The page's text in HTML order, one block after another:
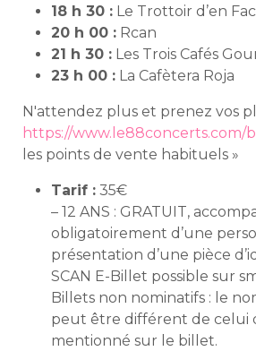
18 h 30 : Le Trottoir d’en
20 h 00 : Rcan
21 h 30 : Les Trois Cafés
23 h 00 : La Cafètera Roja
N'attendez plus et prenez vos
https://www.le88concerts.com/
les points de vente habituels »
Tarif : 35€
– 12 ANS : GRATUIT,
obligatoirement d’une
présentation d’une pièce
SCAN E-Billet possible sur
Billets non nominatifs : le
peut être différent de celui
mentionné sur le billet.